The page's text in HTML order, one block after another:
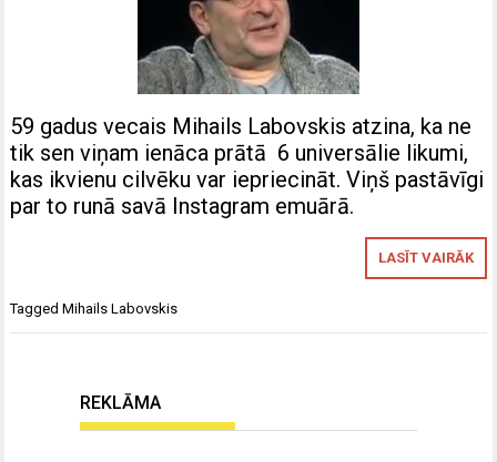
59 gadus vecais Mihails Labovskis atzina, ka ne
tik sen viņam ienāca prātā 6 universālie likumi,
kas ikvienu cilvēku var iepriecināt. Viņš pastāvīgi
par to runā savā Instagram emuārā.
LASĪT VAIRĀK
TaggedMihails Labovskis
REKLĀMA